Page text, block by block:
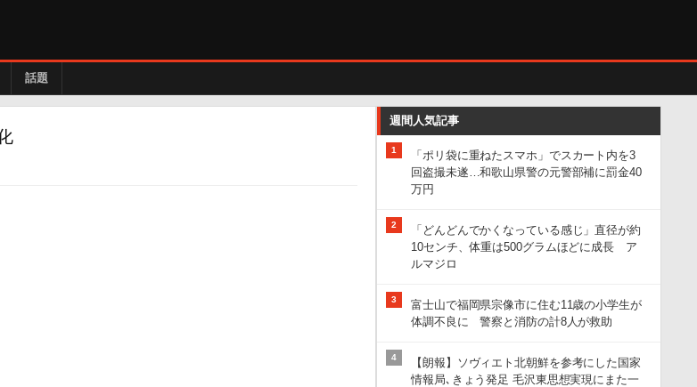
話題
週間人気記事
1
「ポリ袋に重ねたスマホ」でスカート内を3
回盗撮未遂…和歌山県警の元警部補に罰金40
万円
2
「どんどんでかくなっている感じ」直径が約
10センチ、体重は500グラムほどに成長 ア
ルマジロ
3
富士山で福岡県宗像市に住む11歳の小学生が
体調不良に 警察と消防の計8人が救助
4
【朗報】ソヴィエト北朝鮮を参考にした国家
情報局､きょう発足 毛沢東思想実現にまた一